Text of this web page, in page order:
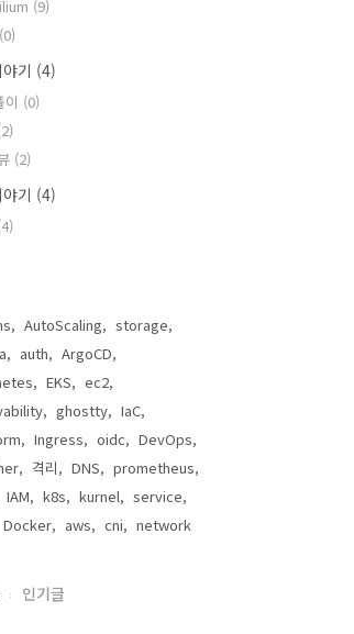
(9)
(0)
기 (4)
이 (0)
(2)
기 (4)
AutoScaling
storage
auth
ArgoCD
EKS
ec2
ghostty
IaC
Ingress oidc
DevOps
격리 DNS
prometheus
IAM k8s kurnel
service
Docker aws cni network
인기글